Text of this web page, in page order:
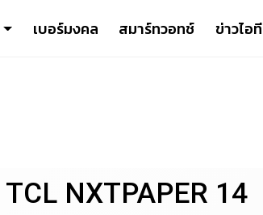
เบอร์มงคล สมาร์ทวอทช์ ข่าวไอที
TCL NXTPAPER 14